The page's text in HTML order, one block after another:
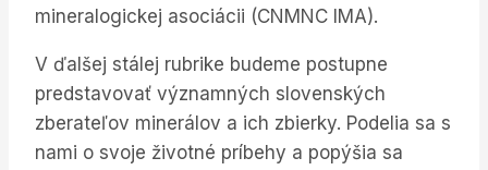
mineralogickej asociácii (CNMNC IMA).
V ďalšej stálej rubrike budeme postupne
predstavovať významných slovenských
zberateľov minerálov a ich zbierky. Podelia sa s
nami o svoje životné príbehy a popýšia sa